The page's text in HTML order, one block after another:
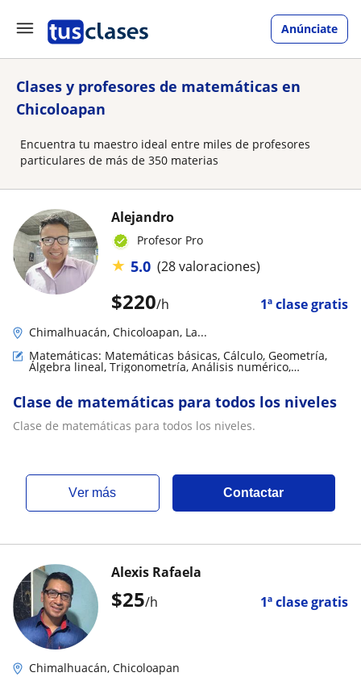
Anúnciate
Clases y profesores de matemáticas en
Chicoloapan
Encuentra tu maestro ideal entre miles de profesores
particulares de más de 350 materias
$220/h 1ª clase gratis
Alejandro
Profesor Pro
★ 5.0 (28 valoraciones)
Chimalhuacán, Chicoloapan, La...
Matemáticas: Matemáticas básicas, Cálculo, Geometría,
Álgebra lineal, Trigonometría, Análisis numérico,
Matemáticas discretas
Clase de matemáticas para todos los niveles
Clase de matemáticas para todos los niveles.
ver más Contactar
$25/h 1ª clase gratis
Alexis Rafaela
Chimalhuacán, Chicoloapan